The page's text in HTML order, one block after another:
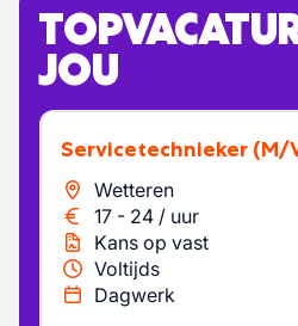
JOU
Servicetechnieker (M/
Wetteren
17 - 24 / uur
Kans op vast
Voltijds
Dagwerk